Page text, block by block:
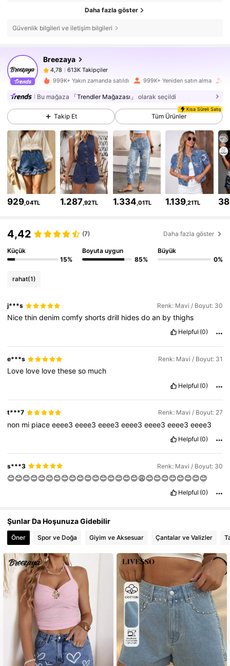
Daha fazla göster
Güvenlik bilgileri ve iletişim bilgileri
Breezaya
4,78 613K Takipçiler
4,78 613K Takipçiler
4,78 613K Takipçiler
4,78 613K Takipçiler
4,78 613K Takipçiler
4,78 613K Takipçiler
613K Takipçiler
4,78
999K+ Yakın zamanda satıldı 999K+ Yeniden satın alma
Bu mağaza 「Trendler Mağazası」 olarak seçildi
Takip Et
Kısa Süreli Satış
Tüm Ürünler
929 ,04TL 1.287 ,92TL 1.334 ,01TL 1.139 ,21TL
4,42 (7) Daha fazla göster
Küçük
15%
Boyuta uygun
85%
Büyük
0%
rahat(1)
j***s Renk: Mavi / Boyut: 30
Nicethindenimcomfyshortsdrill hidesdoan bythighs
Helpful (0)
e***s Renk: Mavi / Boyut: 31
Love love lovetheseso much
Helpful (0)
t***7 Renk: Mavi / Boyut: 27
non mi piaceeeee3eeee3eeee3eeee3eeee3eeee3eeee3
Helpful (0)
s***3 Renk: Mavi / Boyut: 30
😊😊😊😊😊😊😊😊😊😊😊😊😊😊😊😊😊😩😊😊😊😊😊😊😊😊
Helpful (0)
Şunlar Da Hoşunuza Gidebilir
Öner Spor ve Doğa Giyim ve Aksesuar Çantalar ve Valizler